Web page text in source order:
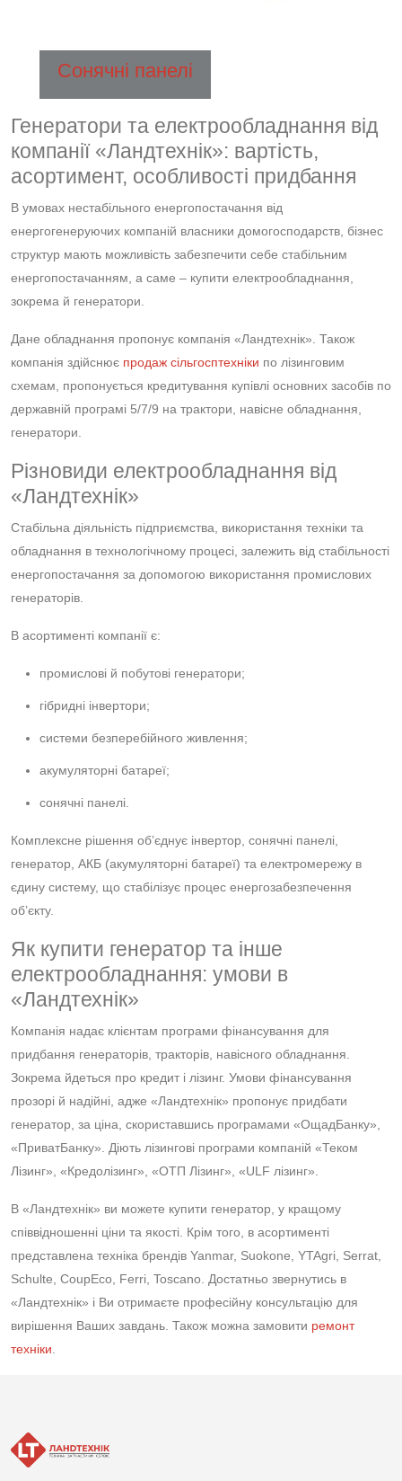
Сонячні панелі
Генератори та електрообладнання від
компанії «Ландтехнік»: вартість,
асортимент, особливості придбання
В умовах нестабільного енергопостачання від
енергогенеруючих компаній власники домогосподарств, бізнес
структур мають можливість забезпечити себе стабільним
енергопостачанням, а саме – купити електрообладнання,
зокрема й генератори.
Дане обладнання пропонує компанія «Ландтехнік». Також
компанія здійснює продаж сільгосптехніки по лізинговим
схемам, пропонується кредитування купівлі основних засобів по
державній програмі 5/7/9 на трактори, навісне обладнання,
генератори.
Різновиди електрообладнання від
«Ландтехнік»
Стабільна діяльність підприємства, використання техніки та
обладнання в технологічному процесі, залежить від стабільності
енергопостачання за допомогою використання промислових
генераторів.
В асортименті компанії є:
промислові й побутові генератори;
гібридні інвертори;
системи безперебійного живлення;
акумуляторні батареї;
сонячні панелі.
Комплексне рішення об’єднує інвертор, сонячні панелі,
генератор, АКБ (акумуляторні батареї) та електромережу в
єдину систему, що стабілізує процес енергозабезпечення
об’єкту.
Як купити генератор та інше
електрообладнання: умови в
«Ландтехнік»
Компанія надає клієнтам програми фінансування для
придбання генераторів, тракторів, навісного обладнання.
Зокрема йдеться про кредит і лізинг. Умови фінансування
прозорі й надійні, адже «Ландтехнік» пропонує придбати
генератор, за ціна, скориставшись програмами «ОщадБанку»,
«ПриватБанку». Діють лізингові програми компаній «Теком
Лізинг», «Кредолізинг», «ОТП Лізинг», «ULF лізинг».
В «Ландтехнік» ви можете купити генератор, у кращому
співвідношенні ціни та якості. Крім того, в асортименті
представлена техніка брендів Yanmar, Suokone, YTAgri, Serrat,
Schulte, CoupEco, Ferri, Toscano. Достатньо звернутись в
«Ландтехнік» і Ви отримаєте професійну консультацію для
вирішення Ваших завдань. Також можна замовити ремонт
техніки